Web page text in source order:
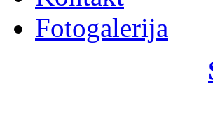
Fotogalerija